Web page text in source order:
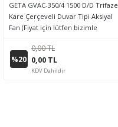
GETA GVAC-350/4 1500 D/D Trifaze
Kare Çerçeveli Duvar Tipi Aksiyal
Fan (Fiyat için lütfen bizimle
%20
0,00 TL
0,00 TL
KDV Dahildir